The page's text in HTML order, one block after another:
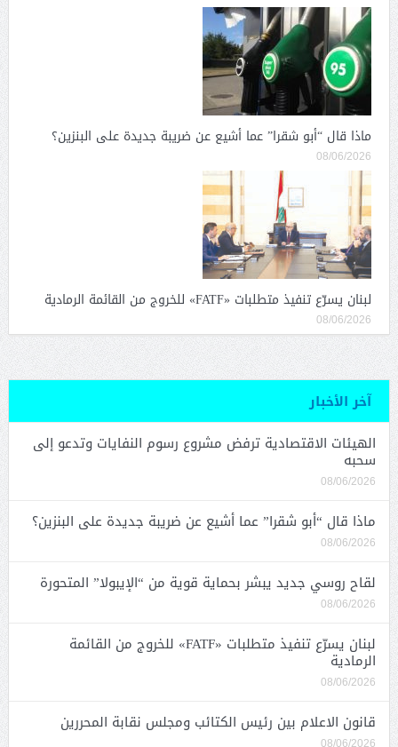
ماذا قال “أبو شقرا” عما أشيع عن ضريبة جديدة على البنزين؟
08/06/2026
لبنان يسرّع تنفيذ متطلبات «FATF» للخروج من القائمة الرمادية
08/06/2026
آخر الأخبار
الهيئات الاقتصادية ترفض مشروع رسوم النفايات وتدعو إلى
سحبه
08/06/2026
ماذا قال “أبو شقرا” عما أشيع عن ضريبة جديدة على البنزين؟
08/06/2026
لقاح روسي جديد يبشر بحماية قوية من “الإيبولا” المتحورة
08/06/2026
لبنان يسرّع تنفيذ متطلبات «FATF» للخروج من القائمة
الرمادية
08/06/2026
قانون الاعلام بين رئيس الكتائب ومجلس نقابة المحررين
08/06/2026